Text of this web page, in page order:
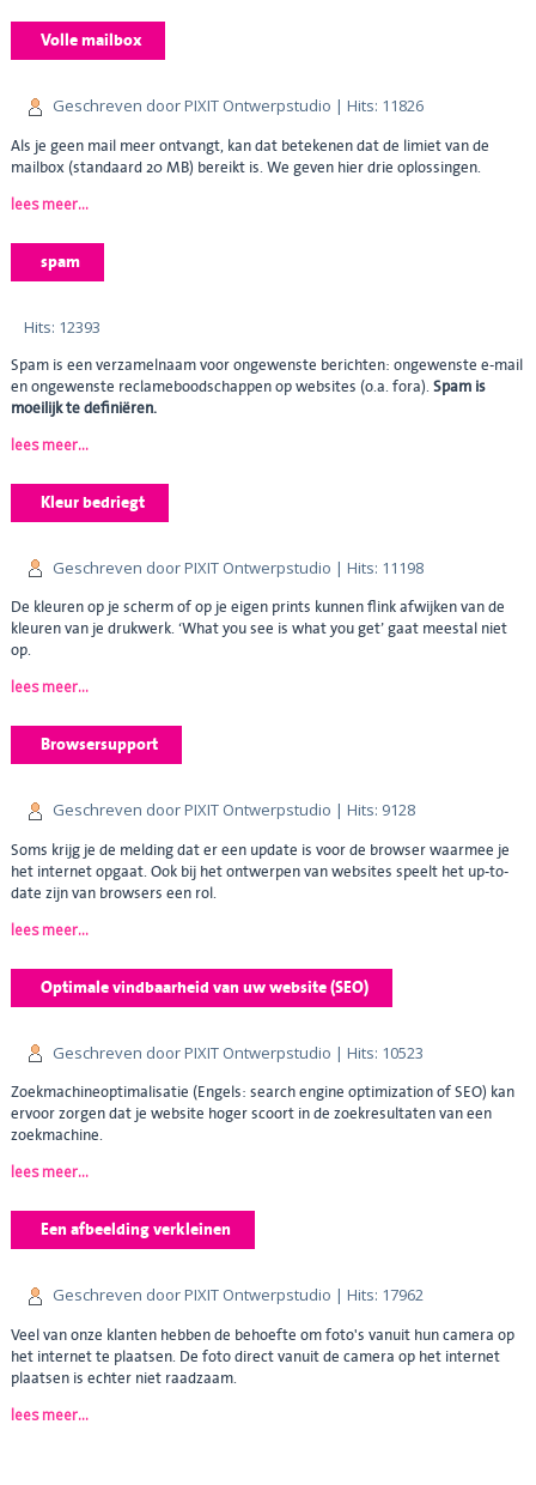
Volle mailbox
Geschreven door PIXIT Ontwerpstudio | Hits: 11826
Als je geen mail meer ontvangt, kan dat betekenen dat de limiet van de
mailbox (standaard 20 MB) bereikt is. We geven hier drie oplossingen.
lees meer...
spam
Hits: 12393
Spam is een verzamelnaam voor ongewenste berichten: ongewenste e-mail
en ongewenste reclameboodschappen op websites (o.a. fora).Spam is
moeilijk te definiëren.
lees meer...
Kleur bedriegt
Geschreven door PIXIT Ontwerpstudio | Hits: 11198
De kleuren op je scherm of op je eigen prints kunnen flink afwijken van de
kleuren van je drukwerk. ‘What you see is what you get’ gaat meestal niet
op.
lees meer...
Browsersupport
Geschreven door PIXIT Ontwerpstudio | Hits: 9128
Soms krijg je de melding dat er een update is voor de browser waarmee je
het internet opgaat. Ook bij het ontwerpen van websites speelt het up-to-
date zijn van browsers een rol.
lees meer...
Optimale vindbaarheid van uw website (SEO)
Geschreven door PIXIT Ontwerpstudio | Hits: 10523
Zoekmachineoptimalisatie (Engels: search engine optimization of SEO) kan
ervoor zorgen dat je website hoger scoort in de zoekresultaten van een
zoekmachine.
lees meer...
Een afbeelding verkleinen
Geschreven door PIXIT Ontwerpstudio | Hits: 17962
Veel van onze klanten hebben de behoefte om foto's vanuit hun camera op
het internet te plaatsen. De foto direct vanuit de camera op het internet
plaatsen is echter niet raadzaam.
lees meer...